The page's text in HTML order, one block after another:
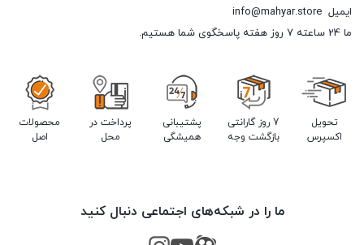
ایمیل info@mahyar.store
ما 24 ساعته 7 روز هفته پاسخگوی شما هستیم.
تحویل
اکسپرس
7 روز گارانتی
بازگشت وجه
پشتیبانی
همیشگی
پرداخت در
محل
محصولات
اصل
ما را در شبکه‌های اجتماعی دنبال کنید